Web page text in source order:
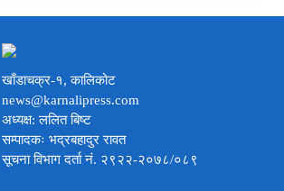
खाँडाचक्र-१, कालिकोट
news@karnalipress.com
अध्यक्ष: ललित बिष्ट
सम्पादकः भद्रबहादुर रावत
सूचना विभाग दर्ता नं. २९२२-२०७८/०८९